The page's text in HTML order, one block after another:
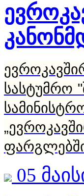
სასტუმრო
05